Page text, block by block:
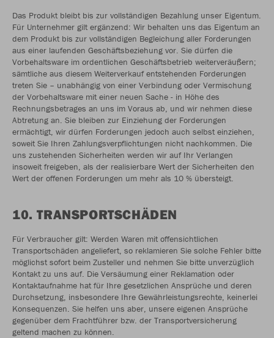
Das Produkt bleibt bis zur vollständigen Bezahlung unser Eigentum.
Für Unternehmer gilt ergänzend: Wir behalten uns das Eigentum an
dem Produkt bis zur vollständigen Begleichung aller Forderungen
aus einer laufenden Geschäftsbeziehung vor. Sie dürfen die
Vorbehaltsware im ordentlichen Geschäftsbetrieb weiterveräußern;
sämtliche aus diesem Weiterverkauf entstehenden Forderungen
treten Sie – unabhängig von einer Verbindung oder Vermischung
der Vorbehaltsware mit einer neuen Sache - in Höhe des
Rechnungsbetrages an uns im Voraus ab, und wir nehmen diese
Abtretung an. Sie bleiben zur Einziehung der Forderungen
ermächtigt, wir dürfen Forderungen jedoch auch selbst einziehen,
soweit Sie Ihren Zahlungsverpflichtungen nicht nachkommen. Die
uns zustehenden Sicherheiten werden wir auf Ihr Verlangen
insoweit freigeben, als der realisierbare Wert der Sicherheiten den
Wert der offenen Forderungen um mehr als 10 % übersteigt.
10. TRANSPORTSCHÄDEN
Für Verbraucher gilt: Werden Waren mit offensichtlichen
Transportschäden angeliefert, so reklamieren Sie solche Fehler bitte
möglichst sofort beim Zusteller und nehmen Sie bitte unverzüglich
Kontakt zu uns auf. Die Versäumung einer Reklamation oder
Kontaktaufnahme hat für Ihre gesetzlichen Ansprüche und deren
Durchsetzung, insbesondere Ihre Gewährleistungsrechte, keinerlei
Konsequenzen. Sie helfen uns aber, unsere eigenen Ansprüche
gegenüber dem Frachtführer bzw. der Transportversicherung
geltend machen zu können.